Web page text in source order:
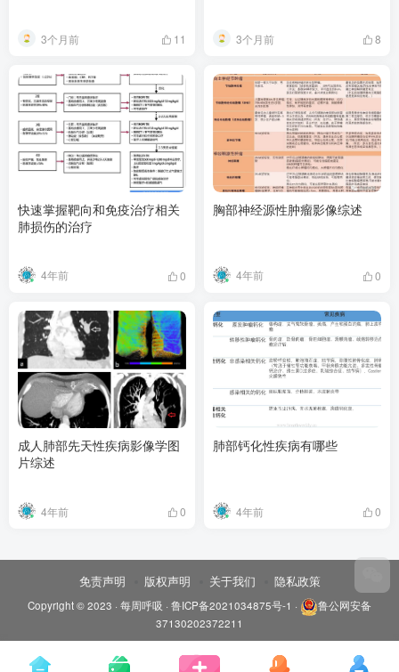
3个月前 11 3个月前 8
快速掌握靶向和免疫治疗相关
肺损伤的治疗
4年前 0
胸部神经源性肿瘤影像综述
4年前 0
成人肺部先天性疾病影像学图
片综述
4年前 0
肺部钙化性疾病有哪些
4年前 0
免责声明 版权声明 关于我们 隐私政策
Copyright © 2023 · 每周呼吸 · 鲁ICP备2021034875号-1 ·
鲁公网安备
37130202372211